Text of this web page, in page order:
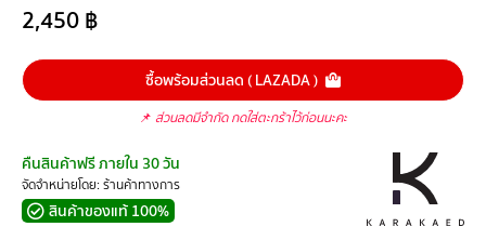
2,450฿
ซื้อพร้อมส่วนลด ( LAZADA )
📌 ส่วนลดมีจำกัด กดใส่ตะกร้าไว้ก่อนนะคะ
คืนสินค้าฟรี ภายใน 30 วัน
จัดจำหน่ายโดย: ร้านค้าทางการ
สินค้าของแท้ 100%